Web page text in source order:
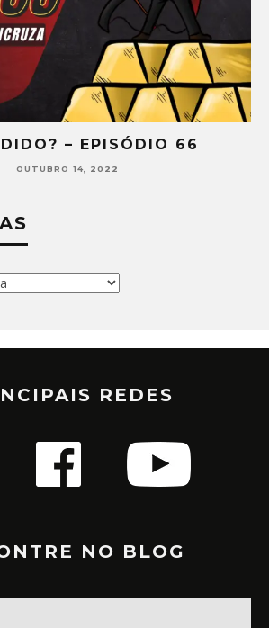
– EPISÓDIO 65
SETEMBRO 30, 2022
REDES
NO BLOG